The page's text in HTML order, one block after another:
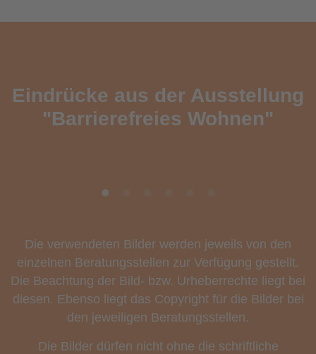
Eindrücke aus der Ausstellung
"Barrierefreies Wohnen"
Die verwendeten Bilder werden jeweils von den
einzelnen Beratungsstellen zur Verfügung gestellt.
Die Beachtung der Bild- bzw. Urheberrechte liegt bei
diesen. Ebenso liegt das Copyright für die Bilder bei
den jeweiligen Beratungsstellen.
Die Bilder dürfen nicht ohne die schriftliche